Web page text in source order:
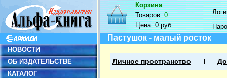
НОВОСТИ
ОБ ИЗДАТЕЛЬСТВЕ
КАТАЛОГ
Корзина
Товаров:0
Цена:0 руб.
Пастушок - малый росток
Личное пространство